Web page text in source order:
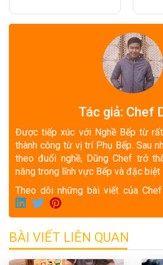
Tác giả: Chef
Được tiếp xúc với Nghề Bếp từ
thành công từ vị trí Phụ Bếp. Sau
theo đuổi nghề, Dũng Chef trở
năng trong lĩnh vực Bếp và đặc biệt
Theo dõi những bài viết của
BÀI VIẾT LIÊN QUAN